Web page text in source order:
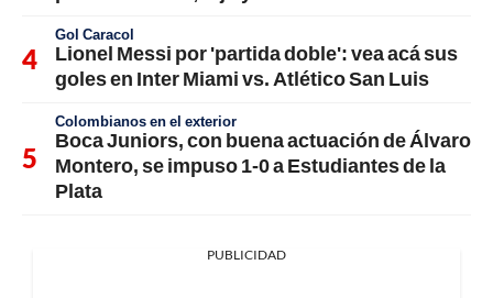
Gol Caracol
Lionel Messi por 'partida doble': vea acá sus
goles en Inter Miami vs. Atlético San Luis
Colombianos en el exterior
Boca Juniors, con buena actuación de Álvaro
Montero, se impuso 1-0 a Estudiantes de la
Plata
PUBLICIDAD